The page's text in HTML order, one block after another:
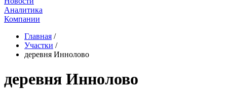
Аналитика
Компании
Главная /
Участки /
деревня Иннолово
деревня Иннолово